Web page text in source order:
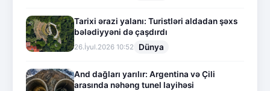
Tarixi ərazi yalanı: Turistləri aldadan şəxs
bələdiyyəni də çaşdırdı
26.İyul.2026 10:52 Dünya
And dağları yarılır: Argentina və Çili
arasında nəhəng tunel layihəsi